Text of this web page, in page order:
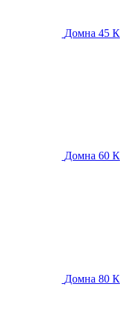
Домна 45 К
Домна 60 К
Домна 80 К